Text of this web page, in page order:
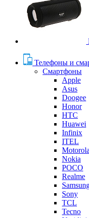
Телефоны и
Смартфоны
Apple
Asus
Doogee
Honor
HTC
Huawei
Infinix
ITEL
Motorola
Nokia
POCO
Realme
Sony
TCL
Tecno